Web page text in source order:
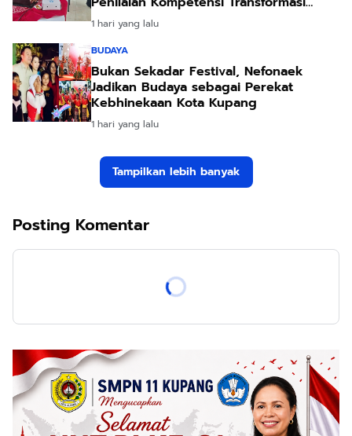
Pelayanan
1 hari yang lalu
BUDAYA
Bukan Sekadar Festival, Nefonaek
Jadikan Budaya sebagai Perekat
Kebhinekaan Kota Kupang
1 hari yang lalu
Tampilkan lebih banyak
Posting Komentar